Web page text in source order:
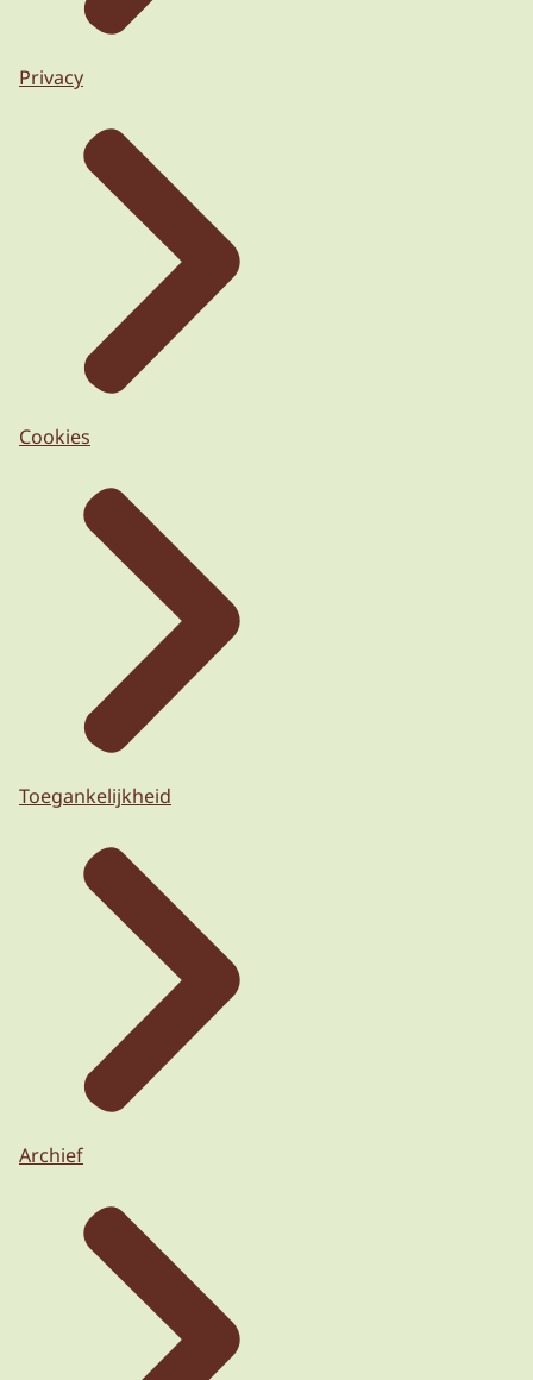
Privacy
Cookies
Toegankelijkheid
Archief